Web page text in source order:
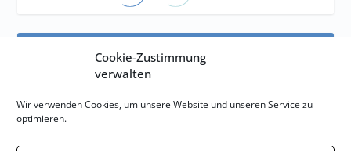
Cookie-Zustimmung
verwalten
Wir verwenden Cookies, um unsere Website und unseren Service zu
optimieren.